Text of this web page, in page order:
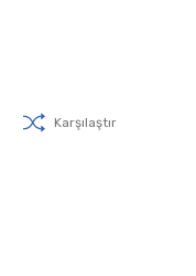
Karşılaştır